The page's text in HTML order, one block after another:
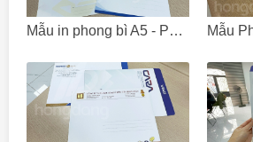
Mẫu in phong bì A5 - Phong bì công ty đẹp